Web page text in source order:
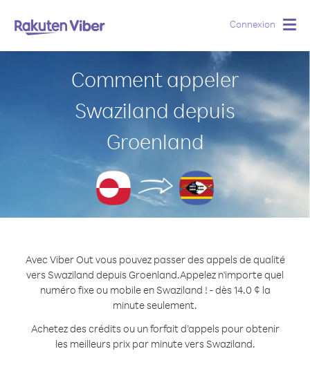
Connexion
Comment appeler
Swaziland depuis
Groenland
Avec Viber Out vous pouvez passer des appels de qualité
vers Swaziland depuis Groenland.Appelez n'importe quel
numéro fixe ou mobile en Swaziland ! - dès 14.0 ¢ la
minute seulement.
Achetez des crédits ou un forfait d’appels pour obtenir
les meilleurs prix par minute vers Swaziland.